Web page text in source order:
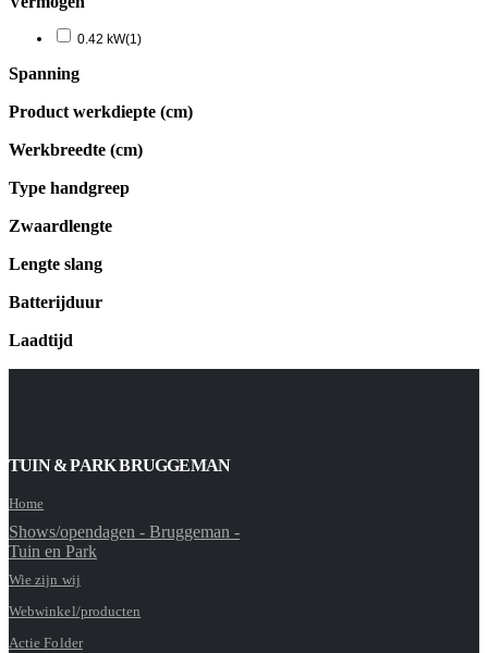
0.42 kW(1)
Spanning
Product werkdiepte (cm)
Werkbreedte (cm)
Type handgreep
Zwaardlengte
Lengte slang
Batterijduur
Laadtijd
TUIN & PARK BRUGGEMAN
Home
Shows/opendagen - Bruggeman -
Tuin en Park
Wie zijn wij
Webwinkel/producten
Actie Folder